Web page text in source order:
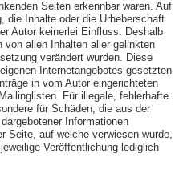
Seiten erkennbar waren. Auf
die Inhalte oder die Urheberschaft
Autor keinerlei Einfluss. Deshalb
allen Inhalten aller gelinkten
verändert wurden. Diese
Internetangebotes gesetzten
in vom Autor eingerichteten
Für illegale, fehlerhafte
für Schäden, die aus der
Informationen
Seite, auf welche verwiesen wurde,
Veröffentlichung lediglich